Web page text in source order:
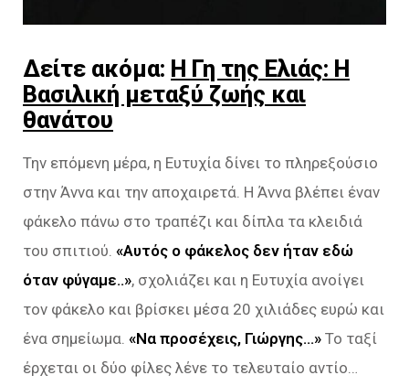
Δείτε ακόμα: Η Γη της Ελιάς: Η
Βασιλική μεταξύ ζωής και
θανάτου
Την επόμενη μέρα, η Ευτυχία δίνει το πληρεξούσιο
στην Άννα και την αποχαιρετά. Η Άννα βλέπει έναν
φάκελο πάνω στο τραπέζι και δίπλα τα κλειδιά
του σπιτιού. «Αυτός ο φάκελος δεν ήταν εδώ
όταν φύγαμε..», σχολιάζει και η Ευτυχία ανοίγει
τον φάκελο και βρίσκει μέσα 20 χιλιάδες ευρώ και
ένα σημείωμα. «Να προσέχεις, Γιώργης…» Το ταξί
έρχεται οι δύο φίλες λένε το τελευταίο αντίο…